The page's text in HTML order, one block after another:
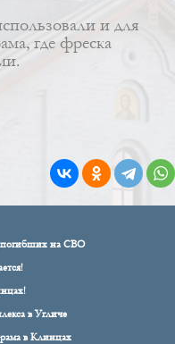
и для
где фреска
погибших на СВО
в Угличе
в Клинцах